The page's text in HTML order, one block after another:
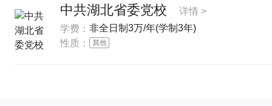
中共湖北省委党校
详情 >
学费： 非全日制3万/年(学制3年)
性质：